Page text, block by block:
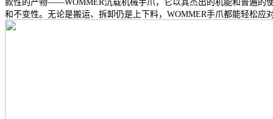
款性的产物——WOMMER沉载机械手爪，它以其杰出的机能和普遍的
和不变性。无论是搬运、拆卸仍是上下料，WOMMER手爪都能轻松